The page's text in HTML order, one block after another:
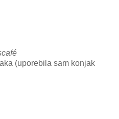
(uporebila sam konjak